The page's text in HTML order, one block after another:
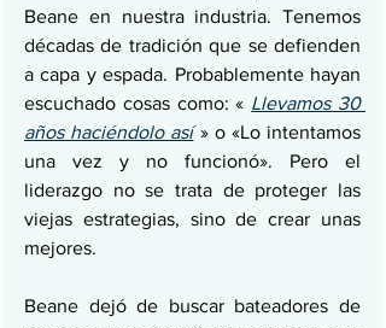
Beane en nuestra industria. Tenemos
décadas de tradición que se defienden
a capa y espada. Probablemente hayan
escuchado cosas como: « Llevamos 30
años haciéndolo así » o «Lo intentamos
una vez y no funcionó». Pero el
liderazgo no se trata de proteger las
viejas estrategias, sino de crear unas
mejores.
Beane dejó de buscar bateadores de